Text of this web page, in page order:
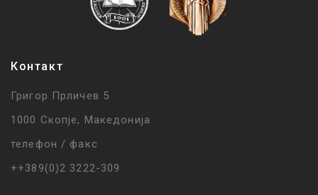
Контакт
Григор Прличев 5
1000 Скопје, Македонија
телефон / факс
++389(0)2 3222-309